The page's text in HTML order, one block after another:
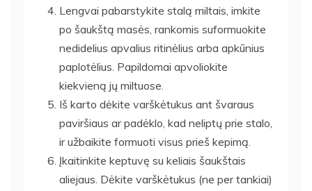
Lengvai pabarstykite stalą miltais, imkite
po šaukštą masės, rankomis suformuokite
nedidelius apvalius ritinėlius arba apkūnius
paplotėlius. Papildomai apvoliokite
kiekvieną jų miltuose.
Iš karto dėkite varškėtukus ant švaraus
paviršiaus ar padėklo, kad neliptų prie stalo,
ir užbaikite formuoti visus prieš kepimą.
Įkaitinkite keptuvę su keliais šaukštais
aliejaus. Dėkite varškėtukus (ne per tankiai)